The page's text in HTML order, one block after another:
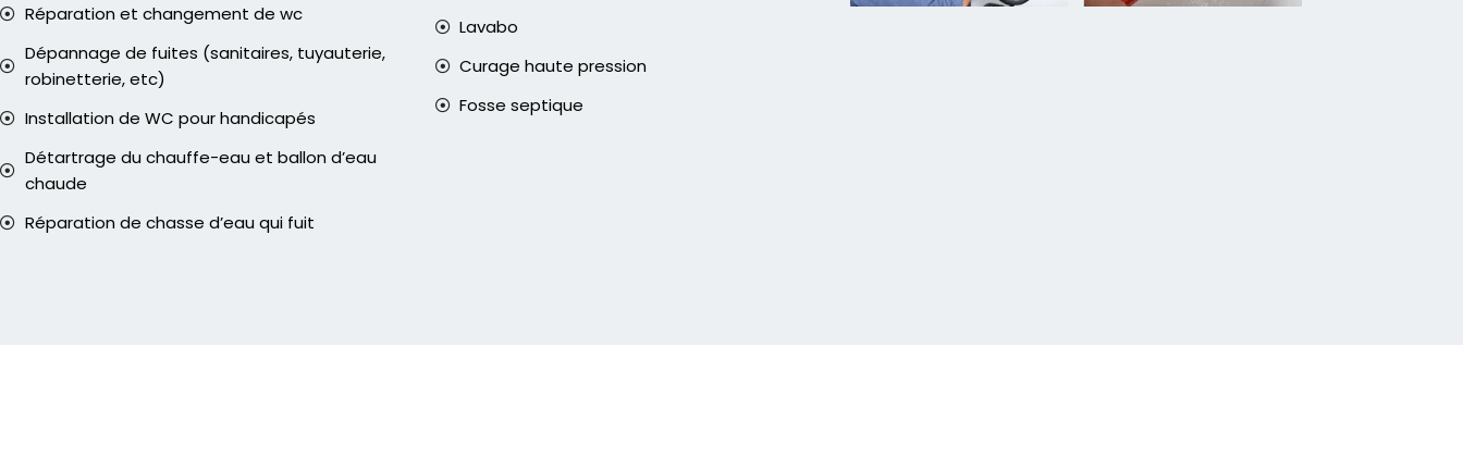
Réparation et changement de wc
Dépannage de fuites (sanitaires, tuyauterie,
robinetterie, etc)
Installation de WC pour handicapés
Détartrage du chauffe-eau et ballon d’eau
chaude
Réparation de chasse d’eau qui fuit
Lavabo
Curage haute pression
Fosse septique